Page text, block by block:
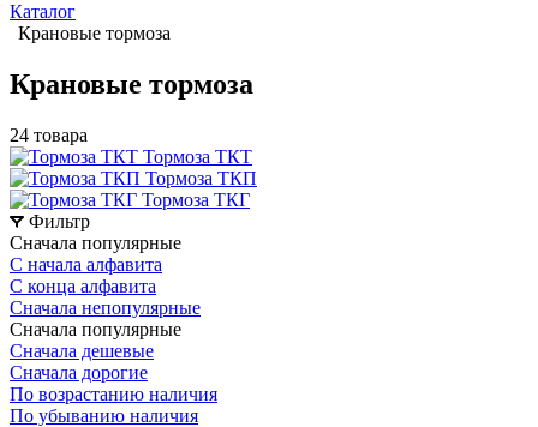
Каталог
Крановые тормоза
Крановые тормоза
24 товара
Тормоза ТКТ
Тормоза ТКП
Тормоза ТКГ
Фильтр
Сначала популярные
С начала алфавита
С конца алфавита
Сначала непопулярные
Сначала популярные
Сначала дешевые
Сначала дорогие
По возрастанию наличия
По убыванию наличия